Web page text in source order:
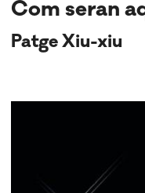
Com seran
Patge Xiu-xiu